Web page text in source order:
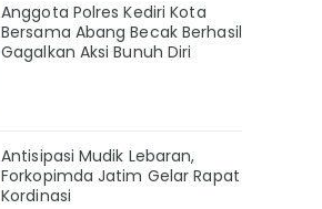
Anggota Polres Kediri Kota
Bersama Abang Becak Berhasil
Gagalkan Aksi Bunuh Diri
Antisipasi Mudik Lebaran,
Forkopimda Jatim Gelar Rapat
Kordinasi